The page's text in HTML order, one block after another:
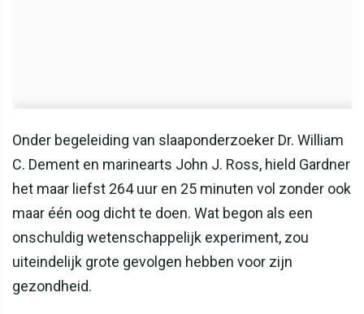
Onder begeleiding van slaaponderzoeker Dr. William
C. Dement en marinearts John J. Ross, hield Gardner
het maar liefst 264 uur en 25 minuten vol zonder ook
maar één oog dicht te doen. Wat begon als een
onschuldig wetenschappelijk experiment, zou
uiteindelijk grote gevolgen hebben voor zijn
gezondheid.